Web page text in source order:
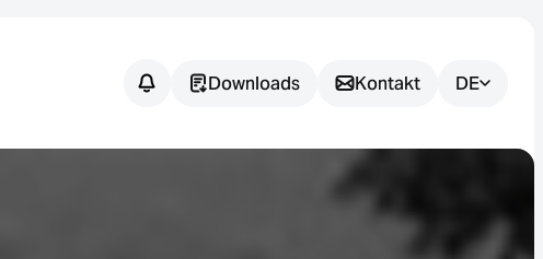
Downloads Kontakt DE
offene